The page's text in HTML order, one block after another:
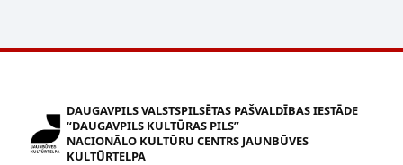
DAUGAVPILS VALSTSPILSĒTAS PAŠVALDĪBAS IESTĀDE
“DAUGAVPILS KULTŪRAS PILS”
NACIONĀLO KULTŪRU CENTRS JAUNBŪVES
KULTŪRTELPA